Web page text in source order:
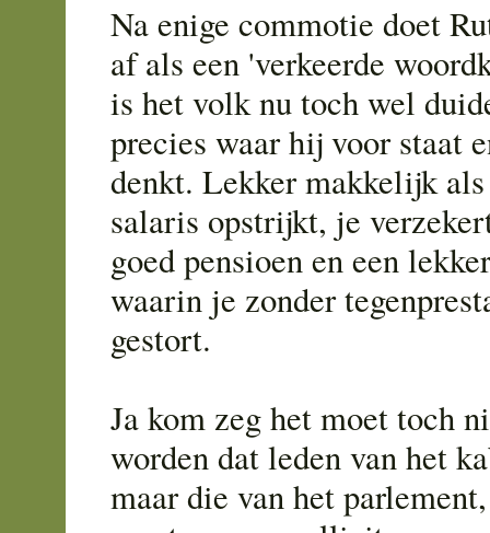
Na enige commotie doet
af als een 'verkeerde
is het volk nu toch wel
precies waar hij voor staat
denkt. Lekker makkelijk
salaris opstrijkt, je
goed pensioen en een
waarin je zonder
gestort.
Ja kom zeg het moet toch
worden dat leden van het
maar die van het